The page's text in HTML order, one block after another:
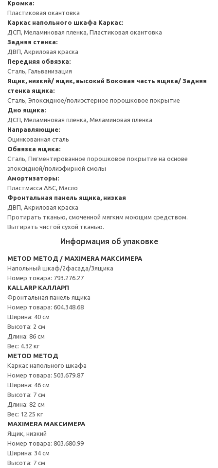
Кромка:
Пластиковая окантовка
Каркас напольного шкафа Каркас:
ДСП, Меламиновая пленка, Пластиковая окантовка
Задняя стенка:
ДВП, Акриловая краска
Передняя обвязка:
Сталь, Гальванизация
Ящик, низкий/ ящик, высокий Боковая часть ящика/ Задняя
стенка ящика:
Сталь, Эпоксидное/полиэстерное порошковое покрытие
Дно ящика:
ДСП, Меламиновая пленка, Меламиновая пленка
Направляющие:
Оцинкованная сталь
Обвязка ящика:
Сталь, Пигментированное порошковое покрытие на основе
эпоксидной/полиэфирной смолы
Амортизаторы:
Пластмасса АБС, Масло
Фронтальная панель ящика, низкая
ДВП, Акриловая краска
Протирать тканью, смоченной мягким моющим средством.
Вытирать чистой сухой тканью.
Информация об упаковке
METOD МЕТОД / MAXIMERA МАКСИМЕРА
Напольный шкаф/2фасада/3ящика
Номер товара: 793.276.27
KALLARP КАЛЛАРП
Фронтальная панель ящика
Номер товара: 604.348.68
Ширина: 40 см
Высота: 2 см
Длина: 86 см
Вес: 4.32 кг
METOD МЕТОД
Каркас напольного шкафа
Номер товара: 503.679.87
Ширина: 46 см
Высота: 7 см
Длина: 82 см
Вес: 12.25 кг
MAXIMERA МАКСИМЕРА
Ящик, низкий
Номер товара: 803.680.99
Ширина: 34 см
Высота: 7 см